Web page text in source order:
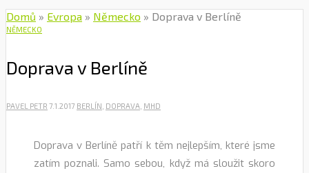
Domů » Evropa » Německo » Doprava v Berlíně
NĚMECKO
Doprava v Berlíně
PAVEL PETR 7.1.2017 BERLÍN DOPRAVA MHD
Doprava v Berlíně patří k těm nejlepším, které jsme
zatím poznali. Samo sebou, když má sloužit skoro